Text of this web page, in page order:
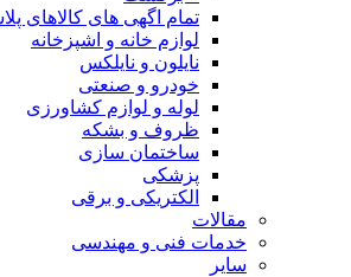
تمام اگهی های کالاهای
لوازم خانه و اشپزخانه
نایلون و نایلکس
خودرو و صنعتی
لوله و لوازم کشاورزی
ظروف و بشکه
ساختمان سازی
پزشکی
الکتریکی و برقی
مقالات
خدمات فنی و مهندسی
سایر